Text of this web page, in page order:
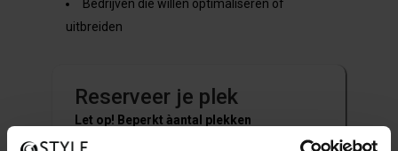
Bedrijven die willen optimaliseren of
uitbreiden
Reserveer je plek
Let op! Beperkt àantal plekken